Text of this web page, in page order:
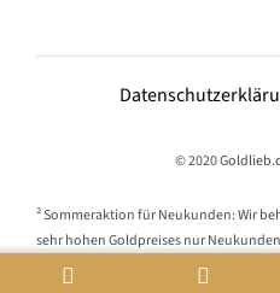
© 2020
² Sommeraktion für Neukunden: Wir
sehr hohen Goldpreises nur
anzubieten. Goldmengen von über 50